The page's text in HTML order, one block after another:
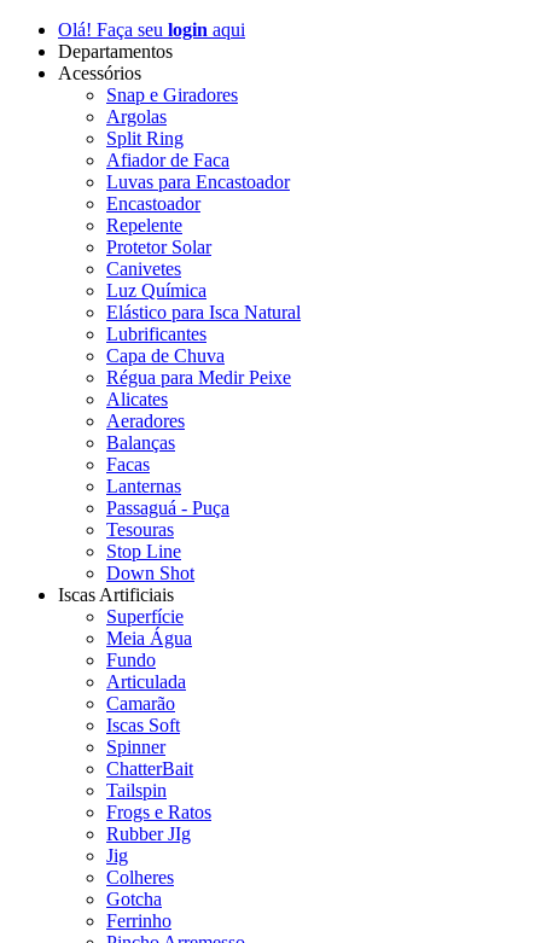
Olá! Faça seu login aqui
Departamentos
Acessórios
Snap e Giradores
Argolas
Split Ring
Afiador de Faca
Luvas para Encastoador
Encastoador
Repelente
Protetor Solar
Canivetes
Luz Química
Elástico para Isca Natural
Lubrificantes
Capa de Chuva
Régua para Medir Peixe
Alicates
Aeradores
Balanças
Facas
Lanternas
Passaguá - Puça
Tesouras
Stop Line
Down Shot
Iscas Artificiais
Superfície
Meia Água
Fundo
Articulada
Camarão
Iscas Soft
Spinner
ChatterBait
Tailspin
Frogs e Ratos
Rubber JIg
Jig
Colheres
Gotcha
Ferrinho